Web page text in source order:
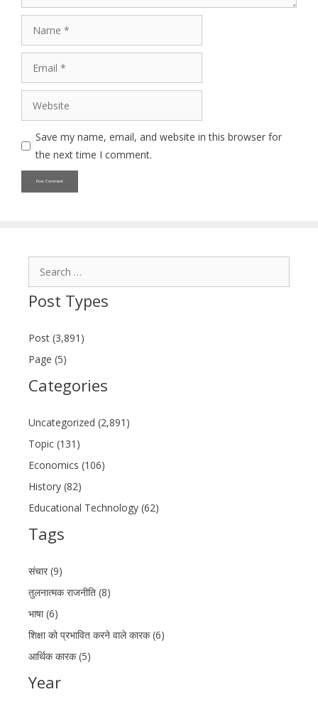
Website
Save my name, email, and website in this browser for
the next time I comment.
Post Types
Post (3,891)
Page (5)
Categories
Uncategorized (2,891)
Topic (131)
Economics (106)
History (82)
Educational Technology (62)
Tags
संचार (9)
तुलनात्मक राजनीति (8)
भाषा (6)
शिक्षा को प्रभावित करने वाले कारक (6)
आर्थिक कारक (5)
Year